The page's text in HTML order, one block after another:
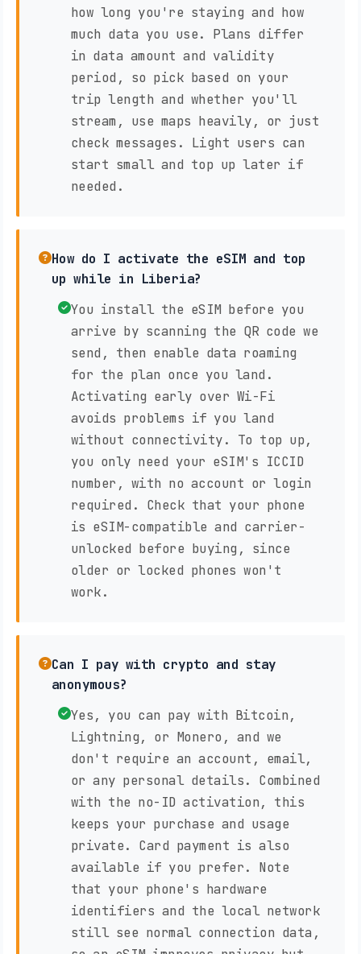
how long you're staying and how
much data you use. Plans differ
in data amount and validity
period, so pick based on your
trip length and whether you'll
stream, use maps heavily, or just
check messages. Light users can
start small and top up later if
needed.
How do I activate the eSIM and top
up while in Liberia?
You install the eSIM before you
arrive by scanning the QR code we
send, then enable data roaming
for the plan once you land.
Activating early over Wi-Fi
avoids problems if you land
without connectivity. To top up,
you only need your eSIM's ICCID
number, with no account or login
required. Check that your phone
is eSIM-compatible and carrier-
unlocked before buying, since
older or locked phones won't
work.
Can I pay with crypto and stay
anonymous?
Yes, you can pay with Bitcoin,
Lightning, or Monero, and we
don't require an account, email,
or any personal details. Combined
with the no-ID activation, this
keeps your purchase and usage
private. Card payment is also
available if you prefer. Note
that your phone's hardware
identifiers and the local network
still see normal connection data,